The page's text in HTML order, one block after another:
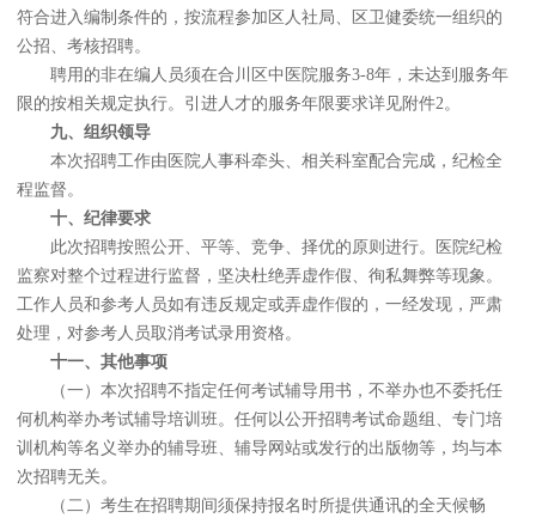
符合进入编制条件的，按流程参加区人社局、区卫健委统一组织的
公招、考核招聘。
聘用的非在编人员须在合川区中医院服务3-8年，未达到服务年
限的按相关规定执行。引进人才的服务年限要求详见附件2。
九、 组织领导
本次招聘工作由医院人事科牵头、相关科室配合完成，纪检全
程监督。
十、 纪律要求
此次招聘按照公开、平等、竞争、择优的原则进行。医院纪检
监察对整个过程进行监督，坚决杜绝弄虚作假、徇私舞弊等现象。
工作人员和参考人员如有违反规定或弄虚作假的，一经发现，严肃
处理，对参考人员取消考试录用资格。
十一、 其他事项
（一）本次招聘不指定任何考试辅导用书，不举办也不委托任
何机构举办考试辅导培训班。任何以公开招聘考试命题组、专门培
训机构等名义举办的辅导班、辅导网站或发行的出版物等，均与本
次招聘无关。
（二）考生在招聘期间须保持报名时所提供通讯的全天候畅